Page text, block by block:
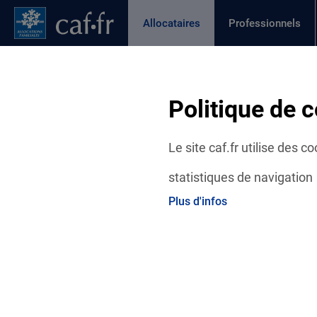
Politique de
Le site caf.fr utilise des
statistiques de navigation
Plus d'infos
Contenu principal
Pied de page
Allocataires
Page active
Professionnels
Actualités départementales